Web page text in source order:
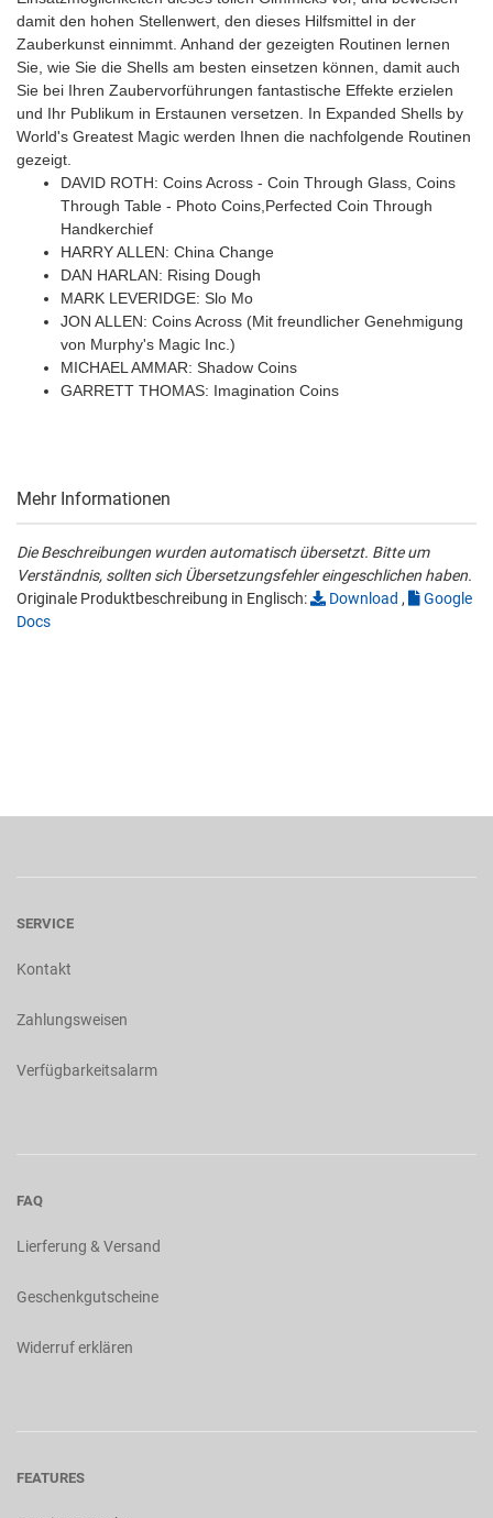
damit den hohen Stellenwert, den dieses Hilfsmittel in der
Zauberkunst einnimmt. Anhand der gezeigten Routinen lernen
Sie, wie Sie die Shells am besten einsetzen können, damit auch
Sie bei Ihren Zaubervorführungen fantastische Effekte erzielen
und Ihr Publikum in Erstaunen versetzen. In Expanded Shells by
World's Greatest Magic werden Ihnen die nachfolgende Routinen
gezeigt.
DAVID ROTH: Coins Across - Coin Through Glass, Coins
Through Table - Photo Coins,Perfected Coin Through
Handkerchief
HARRY ALLEN: China Change
DAN HARLAN: Rising Dough
MARK LEVERIDGE: Slo Mo
JON ALLEN: Coins Across (Mit freundlicher Genehmigung
von Murphy's Magic Inc.)
MICHAEL AMMAR: Shadow Coins
GARRETT THOMAS: Imagination Coins
Mehr Informationen
Die Beschreibungen wurden automatisch übersetzt. Bitte um
Verständnis, sollten sich Übersetzungsfehler eingeschlichen haben.
Originale Produktbeschreibung in Englisch:
Download ,
Google
Docs
SERVICE
Kontakt
Zahlungsweisen
Verfügbarkeitsalarm
FAQ
Lierferung & Versand
Geschenkgutscheine
Widerruf erklären
FEATURES